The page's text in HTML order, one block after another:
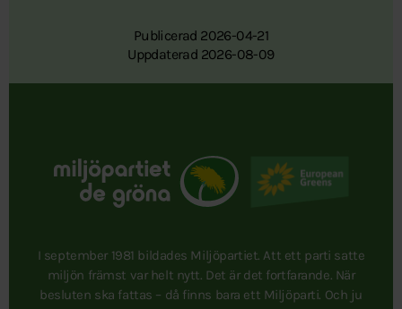
Publicerad 2026-04-21
Uppdaterad 2026-08-09
I september 1981 bildades Miljöpartiet. Att ett parti satte
miljön främst var helt nytt. Det är det fortfarande. När
besluten ska fattas – då finns bara ett Miljöparti. Och ju